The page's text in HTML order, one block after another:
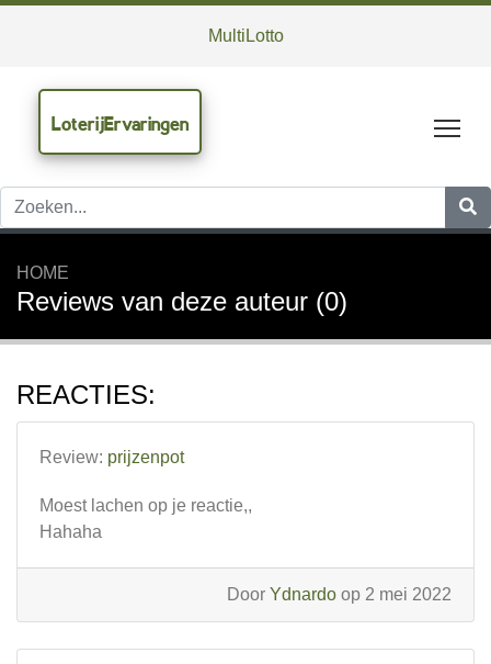
MultiLotto
LoterijErvaringen
HOME
Reviews van deze auteur (0)
REACTIES:
Review: prijzenpot
Moest lachen op je reactie,,
Hahaha
Door Ydnardo op 2 mei 2022